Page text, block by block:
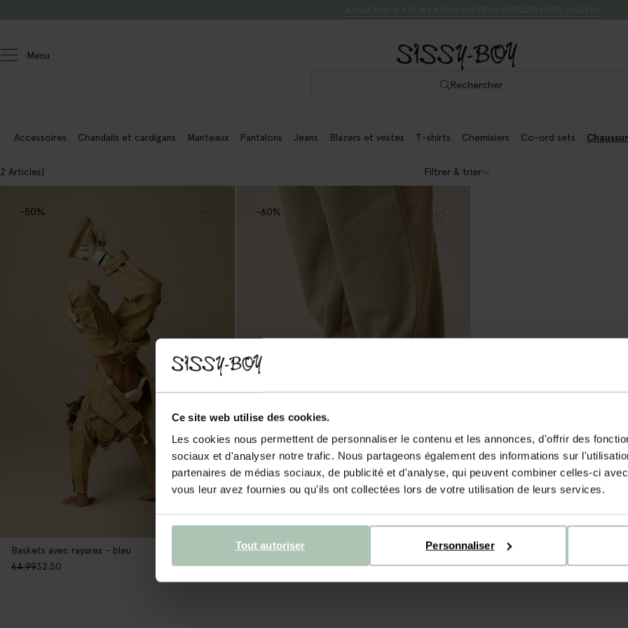
Ce site web utilise des cookies.
Les cookies nous permettent de personnaliser le contenu et les annonces, d'offrir des
sociaux et d'analyser notre trafic. Nous partageons également des informations sur
partenaires de médias sociaux, de publicité et d'analyse, qui peuvent combiner celles-ci
vous leur avez fournies ou qu'ils ont collectées lors de votre utilisation de leurs services.
Personnaliser
Tout autoriser
Menu
Rechercher
Accessoires Chandails et cardigans Manteaux Pantalons Jeans Blazers et vestes T-shirts Chemisiers Co-ord sets
2 Articles Filtrer & trier
Baskets avec rayures - bleu
64.9932.50
-50%
Baskets avec rayures - vert
64.9826.00
-60%